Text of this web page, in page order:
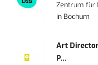
Zentrum für
in Bochum
Art
P...